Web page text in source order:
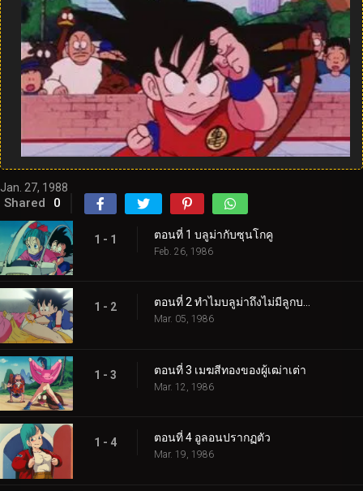
Jan. 27, 1988
Shared 0
1 - 1 ตอนที่ 1 บลูม่ากับซุนโกคู
Feb. 26, 1986
1 - 2 ตอนที่ 2 ทำไมบลูม่าถึงไม่มีลูกบอล
Mar. 05, 1986
1 - 3 ตอนที่ 3 เมฆสีทองของผู้เฒ่าเต่า
Mar. 12, 1986
1 - 4 ตอนที่ 4 อูลอนปรากฏตัว
Mar. 19, 1986